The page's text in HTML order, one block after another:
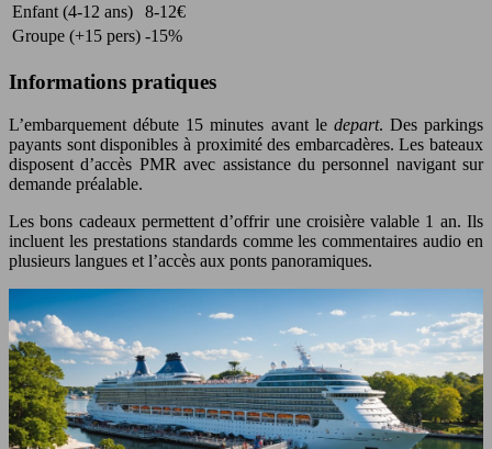
Enfant (4-12 ans)
8-12€
Groupe (+15 pers) -15%
Informations pratiques
L’embarquement débute 15 minutes avant le depart. Des parkings
payants sont disponibles à proximité des embarcadères. Les bateaux
disposent d’accès PMR avec assistance du personnel navigant sur
demande préalable.
Les bons cadeaux permettent d’offrir une croisière valable 1 an. Ils
incluent les prestations standards comme les commentaires audio en
plusieurs langues et l’accès aux ponts panoramiques.